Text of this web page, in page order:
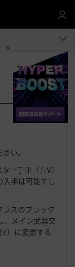
お
り
共有する
い。
ー手甲（真V）
入手は可能でし
スのブラック
、メイン武器交
）に変更する